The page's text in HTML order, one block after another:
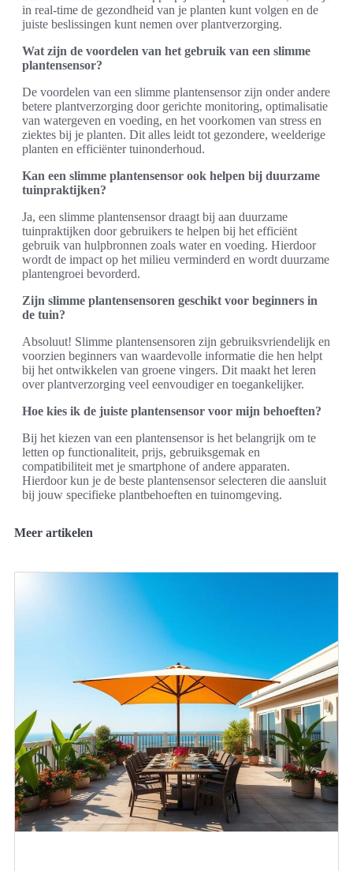
in real-time de gezondheid van je planten kunt volgen en de
juiste beslissingen kunt nemen over plantverzorging.
Wat zijn de voordelen van het gebruik van een slimme
plantensensor?
De voordelen van een slimme plantensensor zijn onder andere
betere plantverzorging door gerichte monitoring, optimalisatie
van watergeven en voeding, en het voorkomen van stress en
ziektes bij je planten. Dit alles leidt tot gezondere, weelderige
planten en efficiënter tuinonderhoud.
Kan een slimme plantensensor ook helpen bij duurzame
tuinpraktijken?
Ja, een slimme plantensensor draagt bij aan duurzame
tuinpraktijken door gebruikers te helpen bij het efficiënt
gebruik van hulpbronnen zoals water en voeding. Hierdoor
wordt de impact op het milieu verminderd en wordt duurzame
plantengroei bevorderd.
Zijn slimme plantensensoren geschikt voor beginners in
de tuin?
Absoluut! Slimme plantensensoren zijn gebruiksvriendelijk en
voorzien beginners van waardevolle informatie die hen helpt
bij het ontwikkelen van groene vingers. Dit maakt het leren
over plantverzorging veel eenvoudiger en toegankelijker.
Hoe kies ik de juiste plantensensor voor mijn behoeften?
Bij het kiezen van een plantensensor is het belangrijk om te
letten op functionaliteit, prijs, gebruiksgemak en
compatibiliteit met je smartphone of andere apparaten.
Hierdoor kun je de beste plantensensor selecteren die aansluit
bij jouw specifieke plantbehoeften en tuinomgeving.
Meer artikelen